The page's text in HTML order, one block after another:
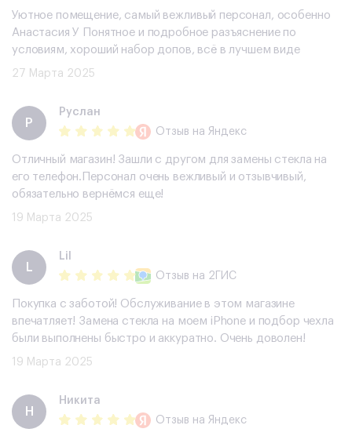
Уютное помещение, самый вежливый персонал, особенно
Анастасия У Понятное и подробное разъяснение по
условиям, хороший набор допов, всë в лучшем виде
27 Марта 2025
Р
Руслан
Отзыв на Яндекс
Отличный магазин! Зашли с другом для замены стекла на
его телефон.Персонал очень вежливый и отзывчивый,
обязательно вернёмся еще!
19 Марта 2025
L
Lil
Отзыв на 2ГИС
Покупка с заботой! Обслуживание в этом магазине
впечатляет! Замена стекла на моем iPhone и подбор чехла
были выполнены быстро и аккуратно. Очень доволен!
19 Марта 2025
Н
Никита
Отзыв на Яндекс